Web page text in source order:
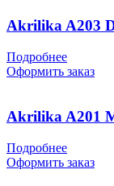
Akrilika A203
Подробнее
Оформить заказ
Akrilika A201
Подробнее
Оформить заказ